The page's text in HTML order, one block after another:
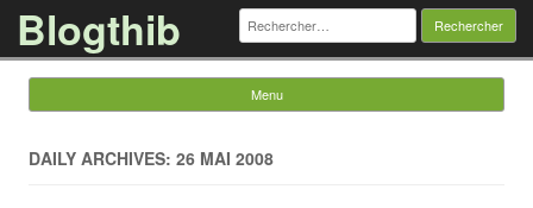
Blogthib Rechercher :
Menu
DAILY ARCHIVES: 26 MAI 2008